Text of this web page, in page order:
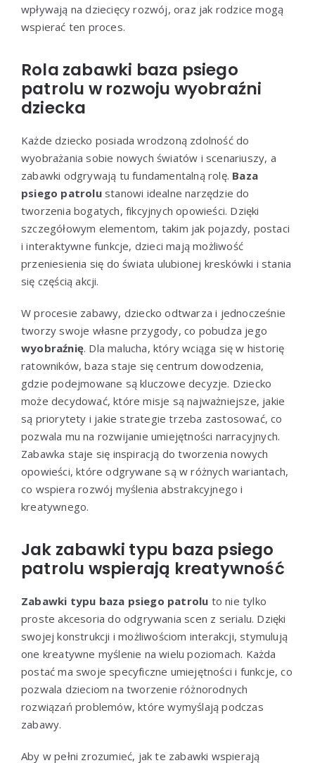
wpływają na dziecięcy rozwój, oraz jak rodzice mogą
wspierać ten proces.
Rola zabawki baza psiego
patrolu w rozwoju wyobraźni
dziecka
Każde dziecko posiada wrodzoną zdolność do
wyobrażania sobie nowych światów i scenariuszy, a
zabawki odgrywają tu fundamentalną rolę. Baza
psiego patrolustanowi idealne narzędzie do
tworzenia bogatych, fikcyjnych opowieści. Dzięki
szczegółowym elementom, takim jak pojazdy, postaci
i interaktywne funkcje, dzieci mają możliwość
przeniesienia się do świata ulubionej kreskówki i stania
się częścią akcji.
W procesie zabawy, dziecko odtwarza i jednocześnie
tworzy swoje własne przygody, co pobudza jego
wyobraźnię. Dla malucha, który wciąga się w historię
ratowników, baza staje się centrum dowodzenia,
gdzie podejmowane są kluczowe decyzje. Dziecko
może decydować, które misje są najważniejsze, jakie
są priorytety i jakie strategie trzeba zastosować, co
pozwala mu na rozwijanie umiejętności narracyjnych.
Zabawka staje się inspiracją do tworzenia nowych
opowieści, które odgrywane są w różnych wariantach,
co wspiera rozwój myślenia abstrakcyjnego i
kreatywnego.
Jak zabawki typu baza psiego
patrolu wspierają kreatywność
Zabawki typu baza psiego patrolu to nie tylko
proste akcesoria do odgrywania scen z serialu. Dzięki
swojej konstrukcji i możliwościom interakcji, stymulują
one kreatywne myślenie na wielu poziomach. Każda
postać ma swoje specyficzne umiejętności i funkcje, co
pozwala dzieciom na tworzenie różnorodnych
rozwiązań problemów, które wymyślają podczas
zabawy.
Aby w pełni zrozumieć, jak te zabawki wspierają